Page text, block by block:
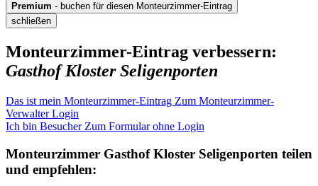
Premium - buchen für diesen Monteurzimmer-Eintrag
schließen
Monteurzimmer-Eintrag verbessern:
Gasthof Kloster Seligenporten
Das ist mein Monteurzimmer-Eintrag Zum Monteurzimmer-
Verwalter Login
Ich bin Besucher Zum Formular ohne Login
Monteurzimmer Gasthof Kloster Seligenporten teilen
und empfehlen: